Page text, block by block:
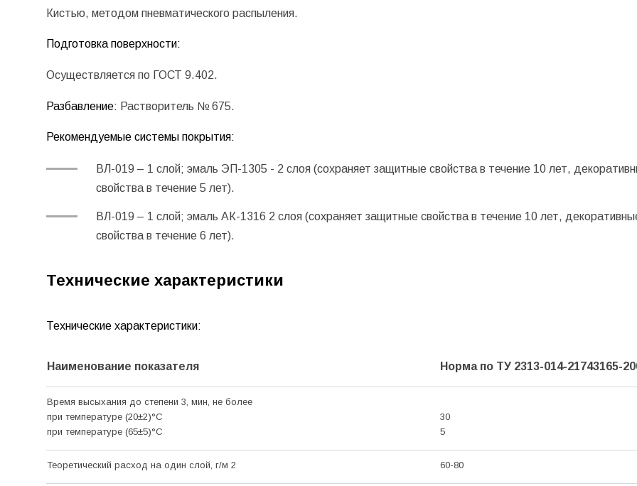
Кистью, методом пневматического распыления.
Подготовка поверхности:
Осуществляется по ГОСТ 9.402.
Разбавление: Растворитель № 675.
Рекомендуемые системы покрытия:
ВЛ-019 – 1 слой; эмаль ЭП-1305 - 2 слоя (сохраняет защитные свойства в течение 10 лет,
свойства в течение 5 лет).
ВЛ-019 – 1 слой; эмаль АК-1316 2 слоя (сохраняет защитные свойства в течение 10 лет,
свойства в течение 6 лет).
Технические характеристики
Технические характеристики:
Наименование показателя Норма по ТУ 2313-014-21743165-
Время высыхания до степени 3, мин, не более
при температуре (20±2)°С
при температуре (65±5)°С
30
5
Теоретический расход на один слой, г/м 2 60-80